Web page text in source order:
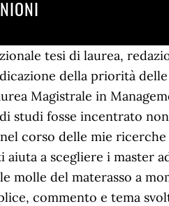
tesi di laurea,
della priorità
Magistrale in
studi fosse incentrato
corso delle mie
a scegliere i master
molle del materasso a
commento e tema